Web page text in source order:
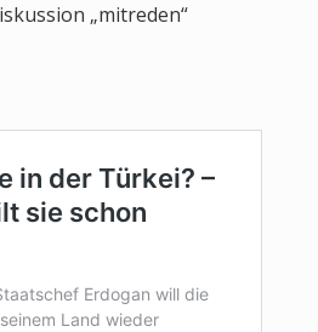
„mitreden“